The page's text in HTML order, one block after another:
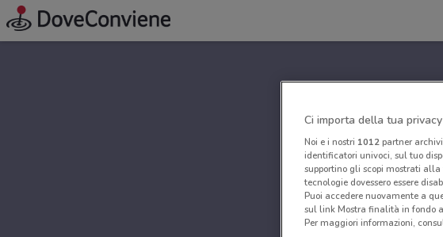
Ci importa della tua privacy
Noi e i nostri 1012partner
identificatori univoci, sul tuo
supportino gli scopi mostrati
tecnologie dovessero essere
Puoi accedere nuovamente a
sul link Mostra finalità in fondo
Per maggiori informazioni,